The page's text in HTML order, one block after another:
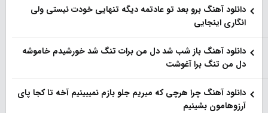
دانلود آهنگ برو بعد تو عادتمه دیگه تنهایی خودت نیستی ولی
انگاری اینجایی
دانلود آهنگ باز شب شد دل من برات تنگ شد خورشیدم خاموشه
دل من تنگ برا آغوشت
دانلود آهنگ چرا هرچی که میریم جلو بازم نمیبینیم آخه تا کجا پای
آرزوهامون بشینیم